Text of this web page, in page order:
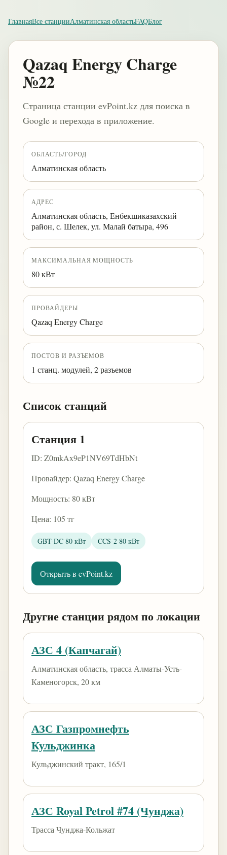
ГлавнаяВсе станцииАлматинская областьFAQБлог
Qazaq Energy Charge
№22
Страница станции evPoint.kz для поиска в
Google и перехода в приложение.
ОБЛАСТЬ/ГОРОД
Алматинская область
АДРЕС
Алматинская область, Енбекшиказахский
район, с. Шелек, ул. Малай батыра, 496
МАКСИМАЛЬНАЯ МОЩНОСТЬ
80 кВт
ПРОВАЙДЕРЫ
Qazaq Energy Charge
ПОСТОВ И РАЗЪЕМОВ
1 станц. модулей, 2 разъемов
Список станций
Станция 1
ID: Z0mkAx9eP1NV69TdHbNt
Провайдер: Qazaq Energy Charge
Мощность: 80 кВт
Цена: 105 тг
GBT-DC 80 кВт CCS-2 80 кВт
Открыть в evPoint.kz
Другие станции рядом по локации
АЗС 4 (Капчагай)
Алматинская область, трасса Алматы-Усть-
Каменогорск, 20 км
АЗС Газпромнефть
Кульджинка
Кульджинский тракт, 165/1
АЗС Royal Petrol #74 (Чунджа)
Трасса Чунджа-Кольжат